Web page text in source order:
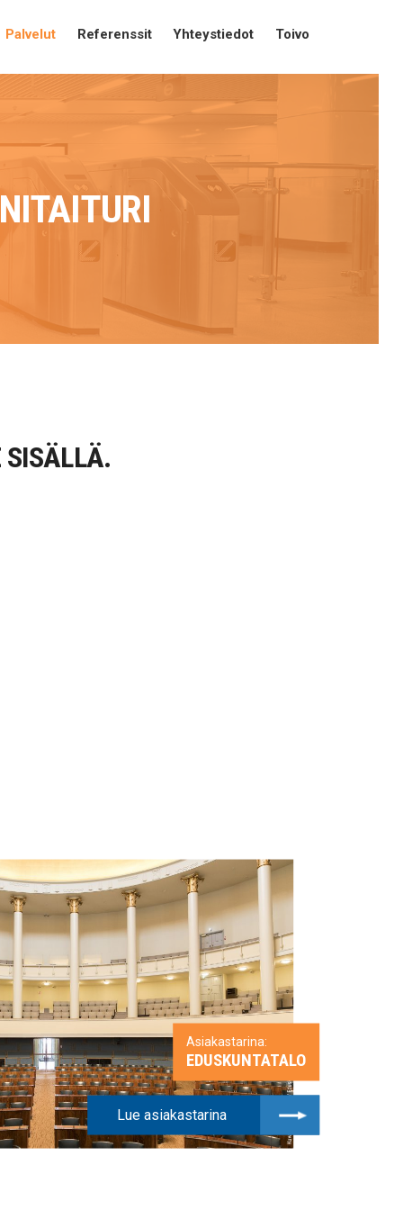
Palvelut Referenssit Yhteystiedot Toivo
SISÄLLÄ.
Asiakastarina:
EDUSKUNTATALO
Lue asiakastarina